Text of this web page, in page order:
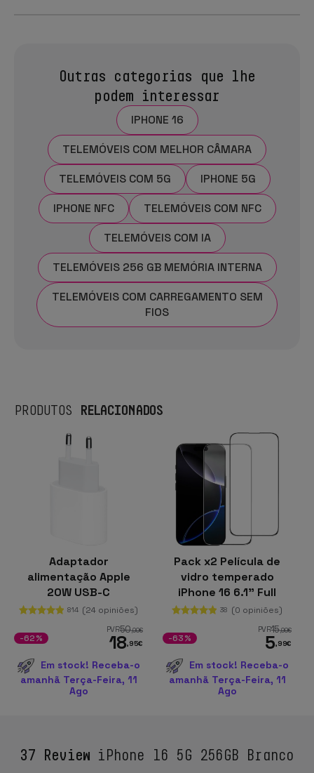
Outras categorias que lhe
podem interessar
IPHONE 16
TELEMÓVEIS COM MELHOR CÂMARA
TELEMÓVEIS COM 5G
IPHONE 5G
IPHONE NFC
TELEMÓVEIS COM NFC
TELEMÓVEIS COM IA
TELEMÓVEIS 256 GB MEMÓRIA INTERNA
TELEMÓVEIS COM CARREGAMENTO SEM
FIOS
PRODUTOS RELACIONADOS
Adaptador
alimentação Apple
20W USB-C
814 (24 opiniões)
PVR50,00€
18,95€
-62%
Em stock! Receba-o
amanhã Terça-Feira, 11
Ago
Pack x2 Película de
vidro temperado
iPhone 16 6.1" Full
Screen 3D
38 (0 opiniões)
PVR15,99€
5,99€
-63%
Em stock! Receba-o
amanhã Terça-Feira, 11
Ago
37 Review iPhone 16 5G 256GB Branco